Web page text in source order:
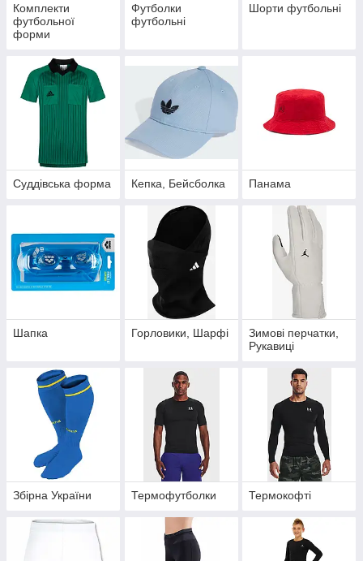
Комплекти
футбольної
форми
Футболки
футбольні
Шорти футбольні
Суддівська форма Кепка, Бейсболка Панама
Шапка Горловики, Шарфі
Зимові перчатки,
Рукавиці
Збірна України Термофутболки Термокофті